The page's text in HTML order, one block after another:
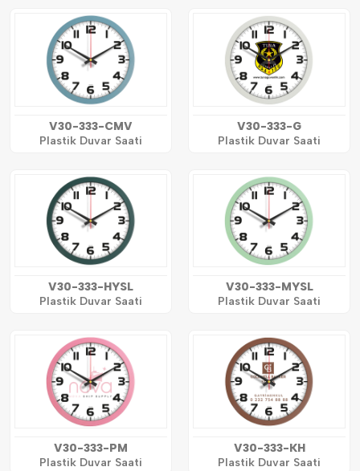
V30-333-CMV
Plastik Duvar Saati
V30-333-G
Plastik Duvar Saati
V30-333-HYSL
Plastik Duvar Saati
V30-333-MYSL
Plastik Duvar Saati
V30-333-PM
Plastik Duvar Saati
V30-333-KH
Plastik Duvar Saati